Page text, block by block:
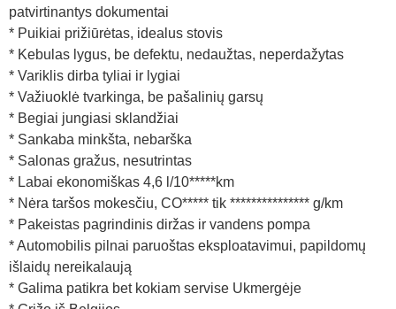
patvirtinantys dokumentai
* Puikiai prižiūrėtas, idealus stovis
* Kebulas lygus, be defektu, nedaužtas, neperdažytas
* Variklis dirba tyliai ir lygiai
* Važiuoklė tvarkinga, be pašalinių garsų
* Begiai jungiasi sklandžiai
* Sankaba minkšta, nebarška
* Salonas gražus, nesutrintas
* Labai ekonomiškas 4,6 l/10*****km
* Nėra taršos mokesčiu, CO***** tik *************** g/km
* Pakeistas pagrindinis diržas ir vandens pompa
* Automobilis pilnai paruoštas eksploatavimui, papildomų
išlaidų nereikalaują
* Galima patikra bet kokiam servise Ukmergėje